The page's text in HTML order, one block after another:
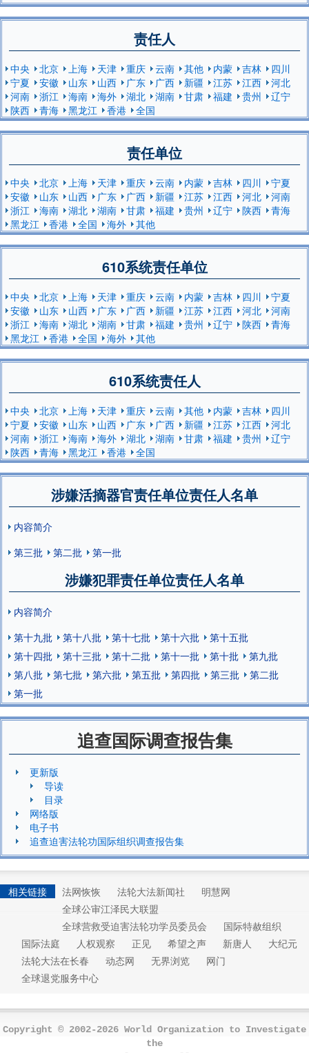
责任人
中央 北京 上海 天津 重庆 云南 其他 内蒙 吉林
四川
宁夏
安徽 山东 山西 广东 广西 新疆 江苏 江西
河北
河南
浙江 海南 海外 湖北 湖南 甘肃 福建 贵州
辽宁
陕西
青海 黑龙江 香港 全国
责任单位
中央 北京 上海 天津 重庆 云南 内蒙 吉林 四川
宁夏
安徽
山东 山西 广东 广西 新疆 江苏 江西 河北
河南
浙江
海南 湖北 湖南 甘肃 福建 贵州 辽宁 陕西
青海
黑龙江
香港 全国 海外 其他
610系统责任单位
中央 北京 上海 天津 重庆 云南 内蒙 吉林 四川
宁夏
安徽
山东 山西 广东 广西 新疆 江苏 江西 河北
河南
浙江
海南 湖北 湖南 甘肃 福建 贵州 辽宁 陕西
青海
黑龙江
香港 全国 海外 其他
610系统责任人
中央 北京 上海 天津 重庆 云南 其他 内蒙 吉林
四川
宁夏
安徽 山东 山西 广东 广西 新疆 江苏 江西
河北
河南
浙江 海南 海外 湖北 湖南 甘肃 福建 贵州
辽宁
陕西
青海 黑龙江 香港 全国
涉嫌活摘器官责任单位责任人名单
内容简介
第三批
第二批 第一批
涉嫌犯罪责任单位责任人名单
内容简介
第十九批
第十八批 第十七批 第十六批
第十五批
第十四批
第十三批 第十二批 第十一批 第十批
第九批
第八批
第七批 第六批 第五批 第四批 第三批
第二批
第一批
追查国际调查报告集
更新版
导读
目录
网络版
电子书
追查迫害法轮功国际组织调查报告集
相关链接 法网恢恢 法轮大法新闻社
明慧网
全球公审江泽民大联盟
全球营救受迫害法轮功学员委员会
国际特赦组织
国际法庭
人权观察 正见 希望之声 新唐人
大纪元
法轮大法在长春
动态网 无界浏览
网门
全球退党服务中心
Copyright © 2002-2026 World Organization to Investigate
the